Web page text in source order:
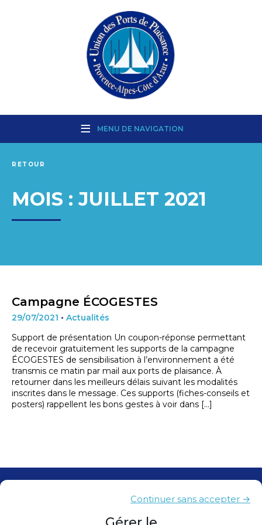
Continuer sans accepter →
MENU DE NAVIGATION
RETOUR
MOIS : JUILLET 2021
Campagne ÉCOGESTES
29/07/2021 • Actualités
Support de présentation Un coupon-réponse permettant
de recevoir gratuitement les supports de la campagne
ÉCOGESTES de sensibilisation à l’environnement a été
transmis ce matin par mail aux ports de plaisance. À
retourner dans les meilleurs délais suivant les modalités
inscrites dans le message. Ces supports (fiches-conseils et
posters) rappellent les bons gestes à voir dans […]